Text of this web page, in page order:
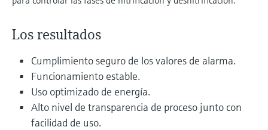
Visor de dispositivos
Encuentre información y documentación
Buscador de repuestos
Encuentre repuestos por raíz del producto,
código de pedido o número de serie
electromecánico
Medición de nivel por barrera de
microondas
Level measurement with pressure
Ver todos
microondas
Memosens technology
Ver todos
para una toma de decisiones más
Los resultados
Cumplimiento seguro de los valores de alarma.
Funcionamiento estable.
Uso optimizado de energía.
Alto nivel de transparencia de proceso junto con
facilidad de uso.